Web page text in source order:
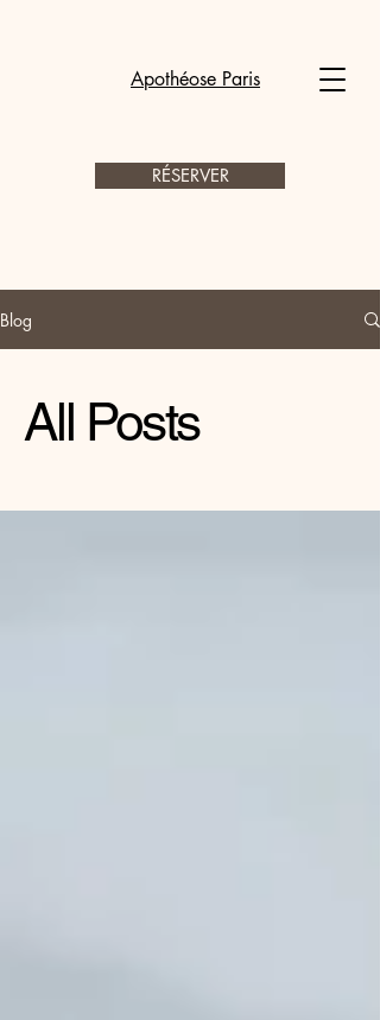
Apothéose Paris
RÉSERVER
Blog
All Posts